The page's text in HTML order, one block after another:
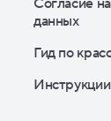
данных
Гид по